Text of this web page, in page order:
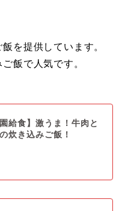
を提供しています。
飯で人気です。
園給食】激うま！牛肉と
炊き込みご飯！